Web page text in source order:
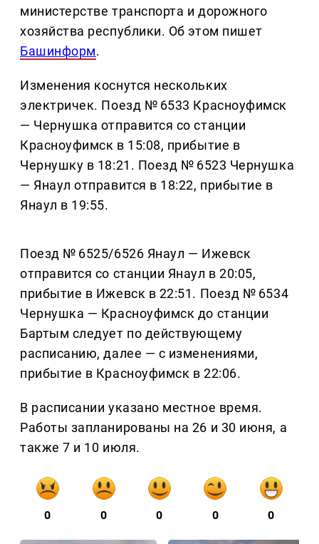
министерстве транспорта и дорожного
хозяйства республики. Об этом пишет
Башинформ.
Изменения коснутся нескольких
электричек. Поезд № 6533 Красноуфимск
— Чернушка отправится со станции
Красноуфимск в 15:08, прибытие в
Чернушку в 18:21. Поезд № 6523 Чернушка
— Янаул отправится в 18:22, прибытие в
Янаул в 19:55.
Поезд № 6525/6526 Янаул — Ижевск
отправится со станции Янаул в 20:05,
прибытие в Ижевск в 22:51. Поезд № 6534
Чернушка — Красноуфимск до станции
Бартым следует по действующему
расписанию, далее — с изменениями,
прибытие в Красноуфимск в 22:06.
В расписании указано местное время.
Работы запланированы на 26 и 30 июня, а
также 7 и 10 июля.
0 0 0 0 0